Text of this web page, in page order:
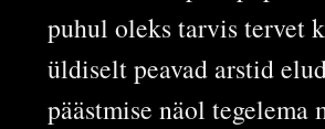
puhul oleks tarvis tervet
üldiselt peavad arstid
päästmise näol tegelema